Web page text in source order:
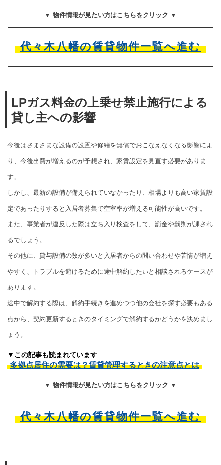
▼ 物件情報が見たい方はこちらをクリック ▼
代々木八幡の賃貸物件一覧へ進む
LPガス料金の上乗せ禁止施行による
貸し主への影響
今後はさまざまな設備の設置や修繕を無償でおこなえなくなる影響によ
り、今後出費が増えるのが予想され、家賃設定を見直す必要がありま
す。
しかし、最新の設備が備えられていなかったり、相場よりも高い家賃設
定であったりすると入居者募集で空室率が増える可能性が高いです。
また、事業者が違反した際は立ち入り検査をして、罰金や罰則が課され
るでしょう。
その他に、貸与設備の数が多いと入居者からの問い合わせや苦情が増え
やすく、トラブルを避けるために途中解約したいと相談されるケースが
あります。
途中で解約する際は、解約手続きを進めつつ他の会社を探す必要もある
点から、契約更新するときのタイミングで解約するかどうかを決めまし
ょう。
▼この記事も読まれています
多拠点居住の需要は？賃貸管理するときの注意点とは
▼ 物件情報が見たい方はこちらをクリック ▼
代々木八幡の賃貸物件一覧へ進む